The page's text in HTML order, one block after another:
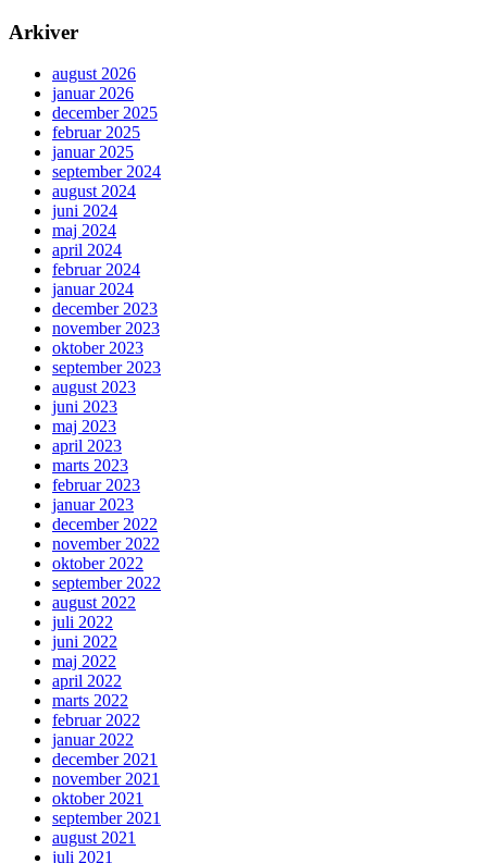
Arkiver
august 2026
januar 2026
december 2025
februar 2025
januar 2025
september 2024
august 2024
juni 2024
maj 2024
april 2024
februar 2024
januar 2024
december 2023
november 2023
oktober 2023
september 2023
august 2023
juni 2023
maj 2023
april 2023
marts 2023
februar 2023
januar 2023
december 2022
november 2022
oktober 2022
september 2022
august 2022
juli 2022
juni 2022
maj 2022
april 2022
marts 2022
februar 2022
januar 2022
december 2021
november 2021
oktober 2021
september 2021
august 2021
juli 2021